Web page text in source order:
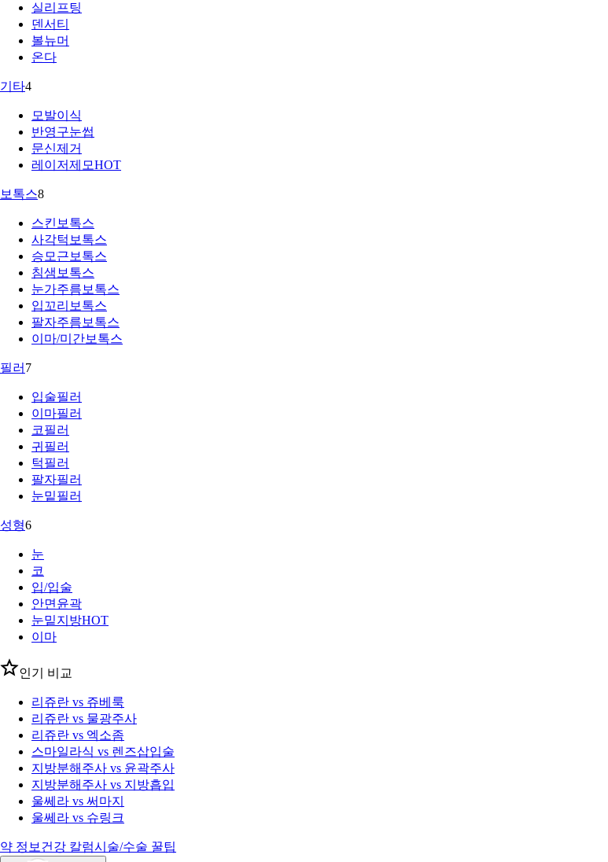
실리프팅
덴서티
볼뉴머
온다
기타4
모발이식
반영구눈썹
문신제거
레이저제모HOT
보톡스8
스킨보톡스
사각턱보톡스
승모근보톡스
침샘보톡스
눈가주름보톡스
입꼬리보톡스
팔자주름보톡스
이마/미간보톡스
필러 7
입술필러
이마필러
코필러
귀필러
턱필러
팔자필러
눈밑필러
성형6
눈
코
입/입술
안면윤곽
눈밑지방HOT
이마
인기 비교
리쥬란 vs 쥬베룩
리쥬란 vs 물광주사
리쥬란 vs 엑소좀
스마일라식 vs 렌즈삽입술
지방분해주사 vs 윤곽주사
지방분해주사 vs 지방흡입
울쎄라 vs 써마지
울쎄라 vs 슈링크
약 정보 건강 칼럼시술/수술 꿀팁